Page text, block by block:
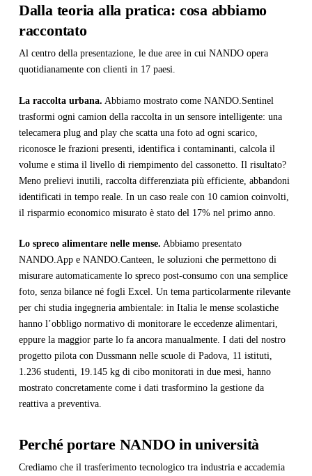
Dalla teoria alla pratica: cosa abbiamo
raccontato
Al centro della presentazione, le due aree in cui NANDO opera
quotidianamente con clienti in 17 paesi.
La raccolta urbana. Abbiamo mostrato come NANDO.Sentinel
trasformi ogni camion della raccolta in un sensore intelligente: una
telecamera plug and play che scatta una foto ad ogni scarico,
riconosce le frazioni presenti, identifica i contaminanti, calcola il
volume e stima il livello di riempimento del cassonetto. Il risultato?
Meno prelievi inutili, raccolta differenziata più efficiente, abbandoni
identificati in tempo reale. In un caso reale con 10 camion coinvolti,
il risparmio economico misurato è stato del 17% nel primo anno.
Lo spreco alimentare nelle mense. Abbiamo presentato
NANDO.App e NANDO.Canteen, le soluzioni che permettono di
misurare automaticamente lo spreco post-consumo con una semplice
foto, senza bilance né fogli Excel. Un tema particolarmente rilevante
per chi studia ingegneria ambientale: in Italia le mense scolastiche
hanno l’obbligo normativo di monitorare le eccedenze alimentari,
eppure la maggior parte lo fa ancora manualmente. I dati del nostro
progetto pilota con Dussmann nelle scuole di Padova, 11 istituti,
1.236 studenti, 19.145 kg di cibo monitorati in due mesi, hanno
mostrato concretamente come i dati trasformino la gestione da
reattiva a preventiva.
Perché portare NANDO in università
Crediamo che il trasferimento tecnologico tra industria e accademia